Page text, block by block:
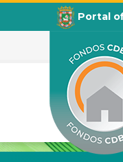
CDBG
Departamento de la
Portal